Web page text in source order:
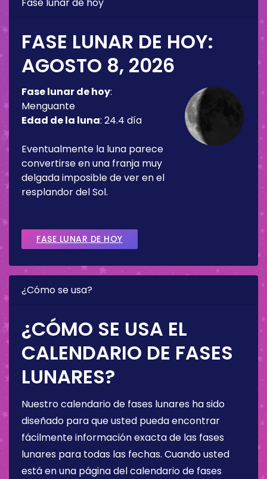
FASE LUNAR DE HOY:
AGOSTO 8, 2026
Fase lunar de hoy:
Menguante
Edad de la luna: 24.4 día
Eventualmente la luna parece
convertirse en una franja muy
delgada imposible de ver en el
resplandor del Sol.
FASE LUNAR DE HOY
¿Cómo se usa?
¿CÓMO SE USA EL
CALENDARIO DE FASES
LUNARES?
Nuestro calendario de fases lunares ha sido
diseñado para que usted pueda encontrar
fácilmente información exacta de las fases
lunares para todas las fechas. Cuando usted
está en una página del calendario de fases